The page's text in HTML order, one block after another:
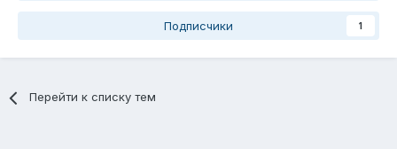
Подписчики 1
Перейти к списку тем